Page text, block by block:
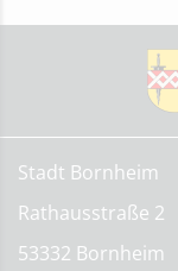
Stadt Bornheim
Rathausstraße 2
53332 Bornheim